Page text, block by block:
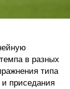
в разных
типа
и приседания